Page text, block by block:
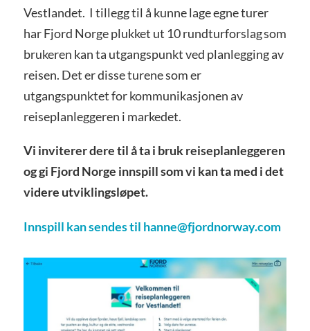
Vestlandet. I tillegg til å kunne lage egne turer
har Fjord Norge plukket ut 10 rundturforslag som
brukeren kan ta utgangspunkt ved planlegging av
reisen. Det er disse turene som er
utgangspunktet for kommunikasjonen av
reiseplanleggeren i markedet.
Vi inviterer dere til å ta i bruk reiseplanleggeren
og gi Fjord Norge innspill som vi kan ta med i det
videre utviklingsløpet.
Innspill kan sendes til hanne@fjordnorway.com